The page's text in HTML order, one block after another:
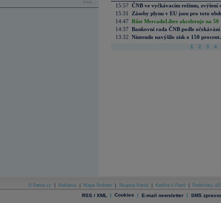
více...
15:57 ČNB ve vyčkávacím režimu, zvýšení
15:31
Zásoby plynu v EU jsou pro toto
14:47 Růst MercadoLibre akceleruje na
14:37 Bankovní rada ČNB podle
13:32 Nintendo navýšilo zisk o 150
1 2 3 4
O Patria.cz Reklama Mapa Stránek Skupina Patria Kariéra v Patrii Podmínky
RSS / XML | Cookies | E-mail newsletter | SMS